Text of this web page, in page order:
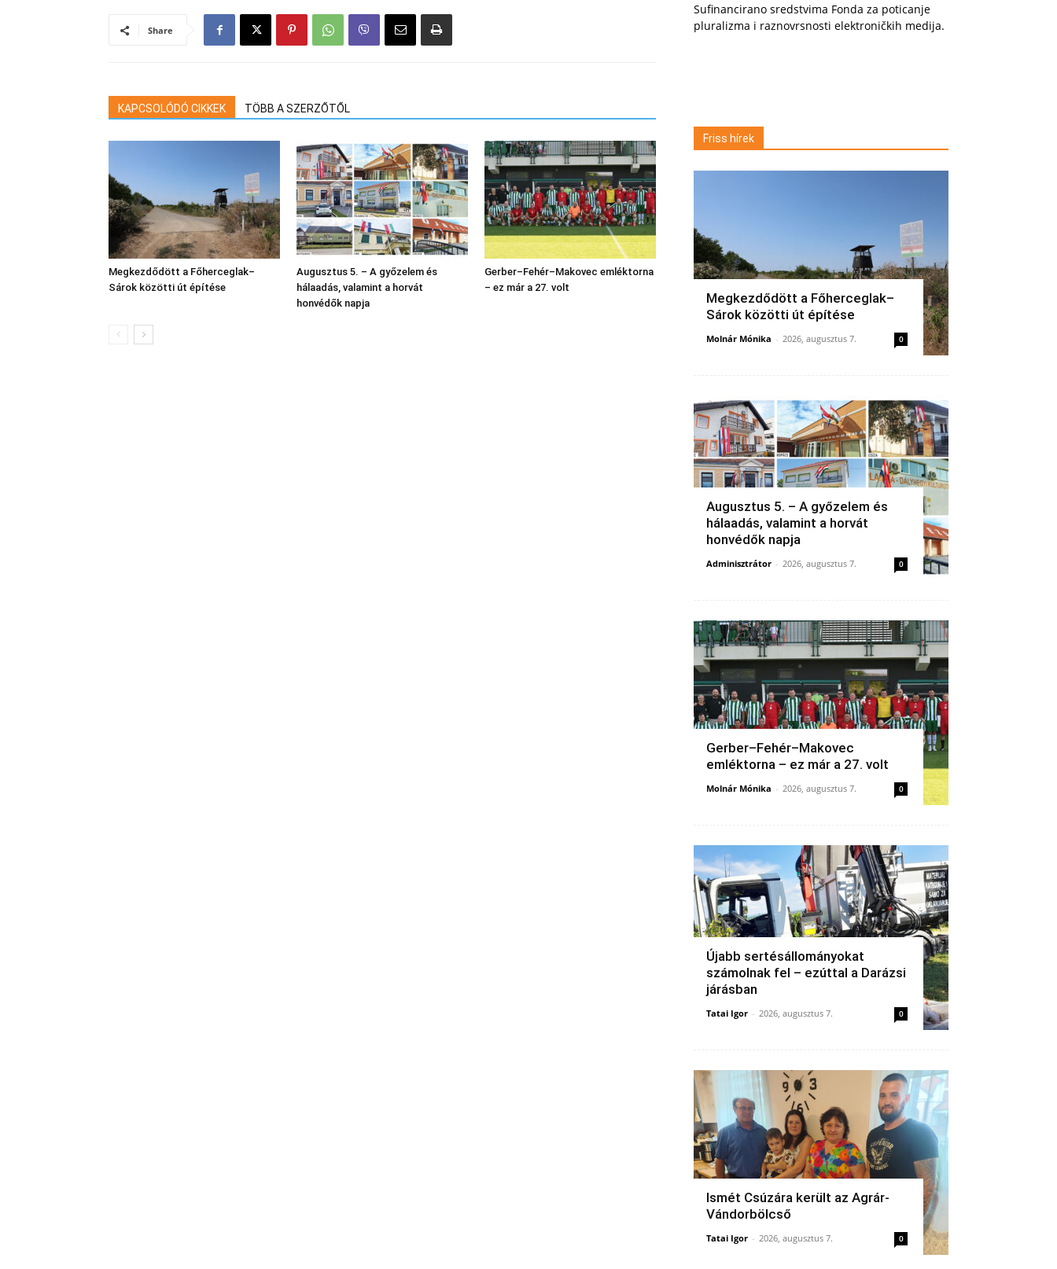
Share
KAPCSOLÓDÓ CIKKEK TÖBB A SZERZŐTŐL
Megkezdődött a Főherceglak–
Sárok közötti út építése
Augusztus 5. – A győzelem és
hálaadás, valamint a horvát
honvédők napja
Gerber–Fehér–Makovec emléktorna
– ez már a 27. volt
Sufinancirano sredstvima Fonda za poticanje
pluralizma i raznovrsnosti elektroničkih medija.
Friss hírek
Megkezdődött a Főherceglak–
Sárok közötti út építése
Molnár Mónika - 2026, augusztus 7. 0
Augusztus 5. – A győzelem és
hálaadás, valamint a horvát
honvédők napja
Adminisztrátor - 2026, augusztus 7. 0
Gerber–Fehér–Makovec
emléktorna – ez már a 27. volt
Molnár Mónika - 2026, augusztus 7. 0
Újabb sertésállományokat
számolnak fel – ezúttal a Darázsi
járásban
Tatai Igor - 2026, augusztus 7. 0
Ismét Csúzára került az Agrár-
Vándorbölcső
Tatai Igor - 2026, augusztus 7. 0